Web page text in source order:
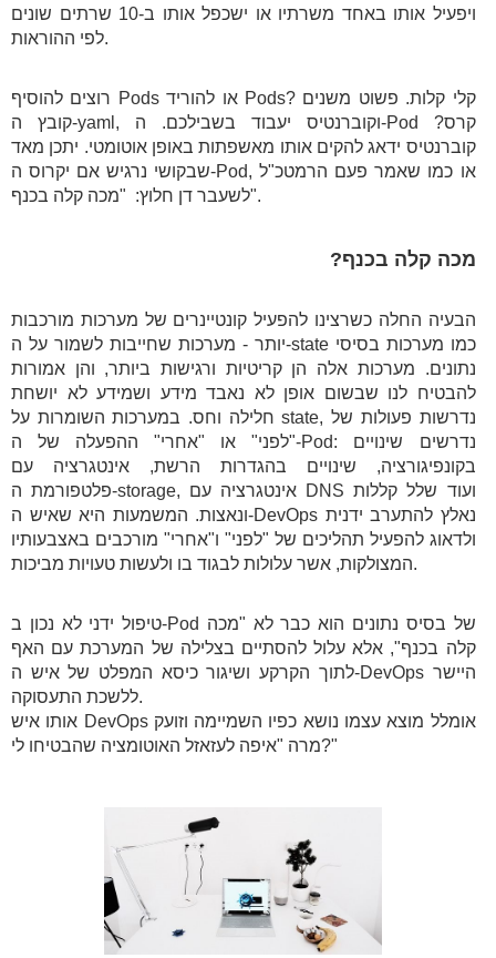
ויפעיל אותו באחד משרתיו או ישכפל אותו ב-10 שרתים שונים
לפי ההוראות.
רוצים להוסיף Pods או להוריד Pods? קלי קלות. פשוט משנים
קובץ ה-yaml, וקוברנטיס יעבוד בשבילכם. ה-Pod קרס?
קוברנטיס ידאג להקים אותו מאשפתות באופן אוטומטי. יתכן מאד
שבקושי נרגיש אם יקרוס ה-Pod, או כמו שאמר פעם הרמטכ"ל
לשעבר דן חלוץ: "מכה קלה בכנף".
מכה קלה בכנף?
הבעיה החלה כשרצינו להפעיל קונטיינרים של מערכות מורכבות
יותר - מערכות שחייבות לשמור על ה-state כמו מערכות בסיסי
נתונים. מערכות אלה הן קריטיות ורגישות ביותר, והן אמורות
להבטיח לנו שבשום אופן לא נאבד מידע ושמידע לא יושחת
חלילה וחס. במערכות השומרות על state, נדרשות פעולות של
"לפני" או "אחרי" ההפעלה של ה-Pod: נדרשים שינויים
בקונפיגורציה, שינויים בהגדרות הרשת, אינטגרציה עם
פלטפורמת ה-storage, אינטגרציה עם DNS ועוד שלל קללות
ונאצות. המשמעות היא שאיש ה-DevOps נאלץ להתערב ידנית
ולדאוג להפעיל תהליכים של "לפני" ו"אחרי" מורכבים באצבעותיו
המצולקות, אשר עלולות לבגוד בו ולעשות טעויות מביכות.
טיפול ידני לא נכון ב-Pod של בסיס נתונים הוא כבר לא "מכה
קלה בכנף", אלא עלול להסתיים בצלילה של המערכת עם האף
לתוך הקרקע ושיגור כיסא המפלט של איש ה-DevOps היישר
ללשכת התעסוקה.
אותו איש DevOps אומלל מוצא עצמו נושא כפיו השמיימה וזועק
מרה "איפה לעזאזל האוטומציה שהבטיחו לי?"